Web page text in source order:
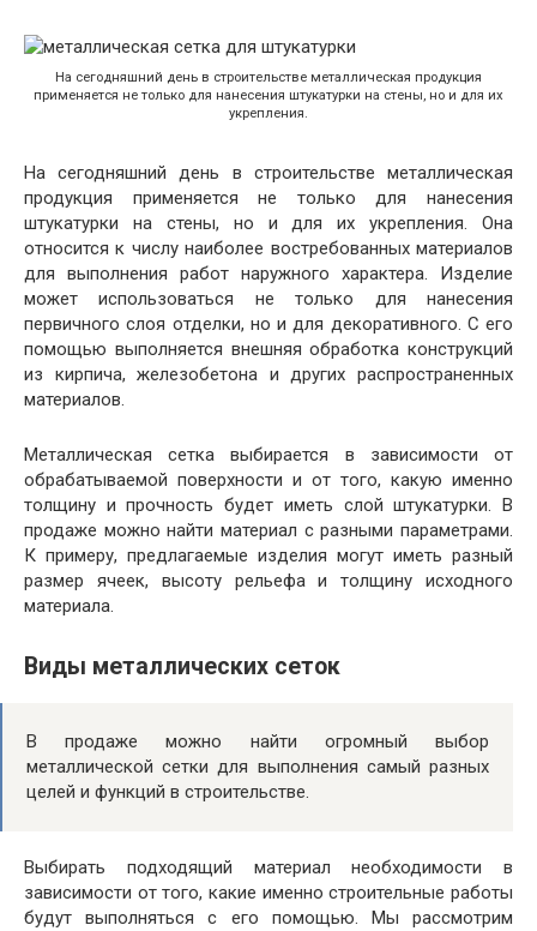
На сегодняшний день в строительстве металлическая продукция
применяется не только для нанесения штукатурки на стены, но и для их
укрепления.
На сегодняшний день в строительстве металлическая
продукция применяется не только для нанесения
штукатурки на стены, но и для их укрепления. Она
относится к числу наиболее востребованных материалов
для выполнения работ наружного характера. Изделие
может использоваться не только для нанесения
первичного слоя отделки, но и для декоративного. С его
помощью выполняется внешняя обработка конструкций
из кирпича, железобетона и других распространенных
материалов.
Металлическая сетка выбирается в зависимости от
обрабатываемой поверхности и от того, какую именно
толщину и прочность будет иметь слой штукатурки. В
продаже можно найти материал с разными параметрами.
К примеру, предлагаемые изделия могут иметь разный
размер ячеек, высоту рельефа и толщину исходного
материала.
Виды металлических сеток
В продаже можно найти огромный выбор
металлической сетки для выполнения самый разных
целей и функций в строительстве.
Выбирать подходящий материал необходимости в
зависимости от того, какие именно строительные работы
будут выполняться с его помощью. Мы рассмотрим